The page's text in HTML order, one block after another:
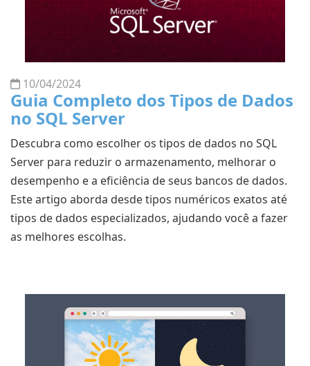
10/04/2024
Guia Completo dos Tipos de Dados
no SQL Server
Descubra como escolher os tipos de dados no SQL
Server para reduzir o armazenamento, melhorar o
desempenho e a eficiência de seus bancos de dados.
Este artigo aborda desde tipos numéricos exatos até
tipos de dados especializados, ajudando você a fazer
as melhores escolhas.